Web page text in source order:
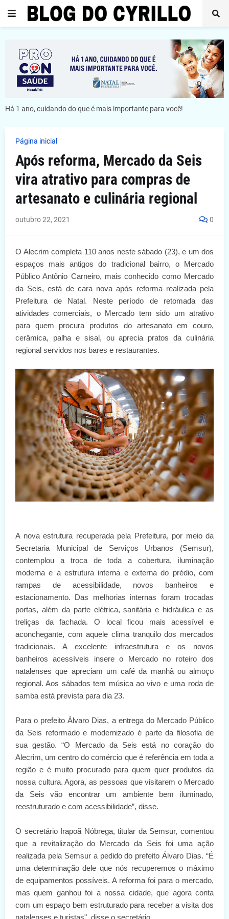
Há 1 ano, cuidando do que é mais importante para você!
Página inicial
Após reforma, Mercado da Seis
vira atrativo para compras de
artesanato e culinária regional
outubro 22, 2021 0
O Alecrim completa 110 anos neste sábado (23), e um dos
espaços mais antigos do tradicional bairro, o Mercado
Público Antônio Carneiro, mais conhecido como Mercado
da Seis, está de cara nova após reforma realizada pela
Prefeitura de Natal. Neste período de retomada das
atividades comerciais, o Mercado tem sido um atrativo
para quem procura produtos do artesanato em couro,
cerâmica, palha e sisal, ou aprecia pratos da culinária
regional servidos nos bares e restaurantes.
A nova estrutura recuperada pela Prefeitura, por meio da
Secretaria Municipal de Serviços Urbanos (Semsur),
contemplou a troca de toda a cobertura, iluminação
moderna e a estrutura interna e externa do prédio, com
rampas de acessibilidade, novos banheiros e
estacionamento. Das melhorias internas foram trocadas
portas, além da parte elétrica, sanitária e hidráulica e as
treliças da fachada. O local ficou mais acessível e
aconchegante, com aquele clima tranquilo dos mercados
tradicionais. A excelente infraestrutura e os novos
banheiros acessíveis insere o Mercado no roteiro dos
natalenses que apreciam um café da manhã ou almoço
regional. Aos sábados tem música ao vivo e uma roda de
samba está prevista para dia 23.
Para o prefeito Álvaro Dias, a entrega do Mercado Público
da Seis reformado e modernizado é parte da filosofia de
sua gestão. “O Mercado da Seis está no coração do
Alecrim, um centro do comércio que é referência em toda a
região e é muito procurado para quem quer produtos da
nossa cultura. Agora, as pessoas que visitarem o Mercado
da Seis vão encontrar um ambiente bem iluminado,
reestruturado e com acessibilidade”, disse.
O secretário Irapoã Nóbrega, titular da Semsur, comentou
que a revitalização do Mercado da Seis foi uma ação
realizada pela Semsur a pedido do prefeito Álvaro Dias. “É
uma determinação dele que nós recuperemos o máximo
de equipamentos possíveis. A reforma foi para o mercado,
mas quem ganhou foi a nossa cidade, que agora conta
com um espaço bem estruturado para receber a visita dos
natalenses e turistas", disse o secretário.